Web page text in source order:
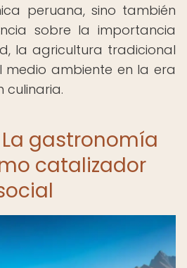
peruana, sino también
sobre la importancia
la agricultura tradicional
medio ambiente en la era
culinaria.
gastronomía
catalizador